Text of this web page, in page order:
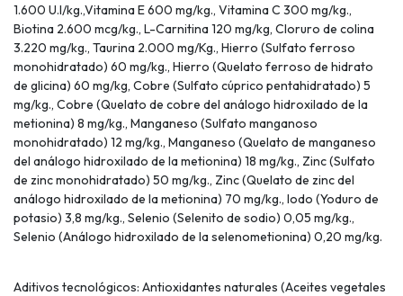
1.600 U.I/kg.,Vitamina E 600 mg/kg., Vitamina C 300 mg/kg.,
Biotina 2.600 mcg/kg., L-Carnitina 120 mg/kg, Cloruro de colina
3.220 mg/kg., Taurina 2.000 mg/Kg., Hierro (Sulfato ferroso
monohidratado) 60 mg/kg., Hierro (Quelato ferroso de hidrato
de glicina) 60 mg/kg, Cobre (Sulfato cúprico pentahidratado) 5
mg/kg., Cobre (Quelato de cobre del análogo hidroxilado de la
metionina) 8 mg/kg., Manganeso (Sulfato manganoso
monohidratado) 12 mg/kg., Manganeso (Quelato de manganeso
del análogo hidroxilado de la metionina) 18 mg/kg., Zinc (Sulfato
de zinc monohidratado) 50 mg/kg., Zinc (Quelato de zinc del
análogo hidroxilado de la metionina) 70 mg/kg., Iodo (Yoduro de
potasio) 3,8 mg/kg., Selenio (Selenito de sodio) 0,05 mg/kg.,
Selenio (Análogo hidroxilado de la selenometionina) 0,20 mg/kg.
Aditivos tecnológicos: Antioxidantes naturales (Aceites vegetales